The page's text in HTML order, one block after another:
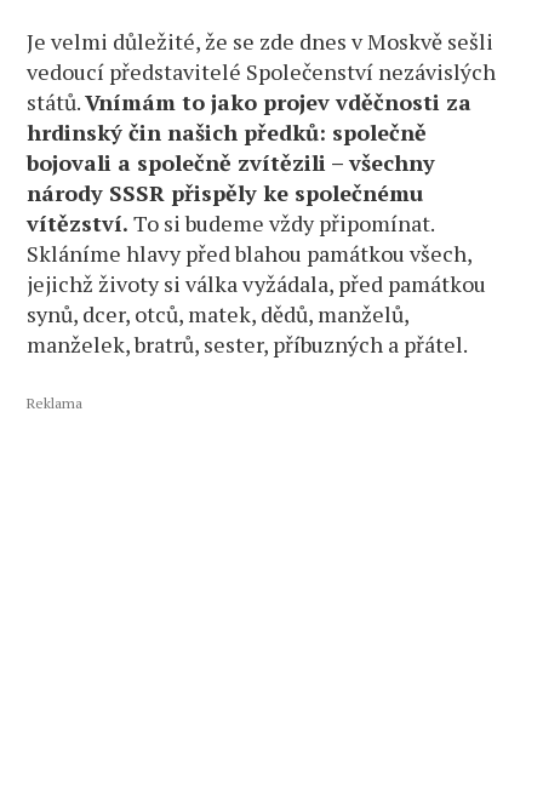
Je velmi důležité, že se zde dnes v Moskvě sešli
vedoucí představitelé Společenství nezávislých
států.Vnímám to jako projev vděčnosti za
hrdinský čin našich předků: společně
bojovali a společně zvítězili – všechny
národy SSSR přispěly ke společnému
vítězství. To si budeme vždy připomínat.
Skláníme hlavy před blahou památkou všech,
jejichž životy si válka vyžádala, před památkou
synů, dcer, otců, matek, dědů, manželů,
manželek, bratrů, sester, příbuzných a přátel.
Reklama